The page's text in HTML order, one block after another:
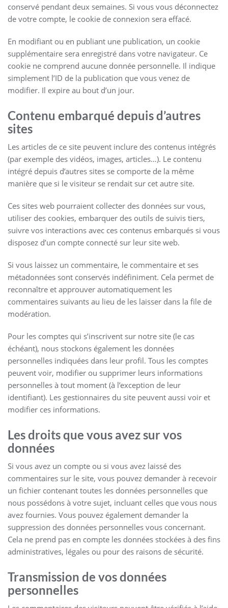
conservé pendant deux semaines. Si vous vous déconnectez
de votre compte, le cookie de connexion sera effacé.
En modifiant ou en publiant une publication, un cookie
supplémentaire sera enregistré dans votre navigateur. Ce
cookie ne comprend aucune donnée personnelle. Il indique
simplement l’ID de la publication que vous venez de
modifier. Il expire au bout d’un jour.
Contenu embarqué depuis d’autres
sites
Les articles de ce site peuvent inclure des contenus intégrés
(par exemple des vidéos, images, articles…). Le contenu
intégré depuis d’autres sites se comporte de la même
manière que si le visiteur se rendait sur cet autre site.
Ces sites web pourraient collecter des données sur vous,
utiliser des cookies, embarquer des outils de suivis tiers,
suivre vos interactions avec ces contenus embarqués si vous
disposez d’un compte connecté sur leur site web.
Si vous laissez un commentaire, le commentaire et ses
métadonnées sont conservés indéfiniment. Cela permet de
reconnaître et approuver automatiquement les
commentaires suivants au lieu de les laisser dans la file de
modération.
Pour les comptes qui s’inscrivent sur notre site (le cas
échéant), nous stockons également les données
personnelles indiquées dans leur profil. Tous les comptes
peuvent voir, modifier ou supprimer leurs informations
personnelles à tout moment (à l’exception de leur
identifiant). Les gestionnaires du site peuvent aussi voir et
modifier ces informations.
Les droits que vous avez sur vos
données
Si vous avez un compte ou si vous avez laissé des
commentaires sur le site, vous pouvez demander à recevoir
un fichier contenant toutes les données personnelles que
nous possédons à votre sujet, incluant celles que vous nous
avez fournies. Vous pouvez également demander la
suppression des données personnelles vous concernant.
Cela ne prend pas en compte les données stockées à des fins
administratives, légales ou pour des raisons de sécurité.
Transmission de vos données
personnelles